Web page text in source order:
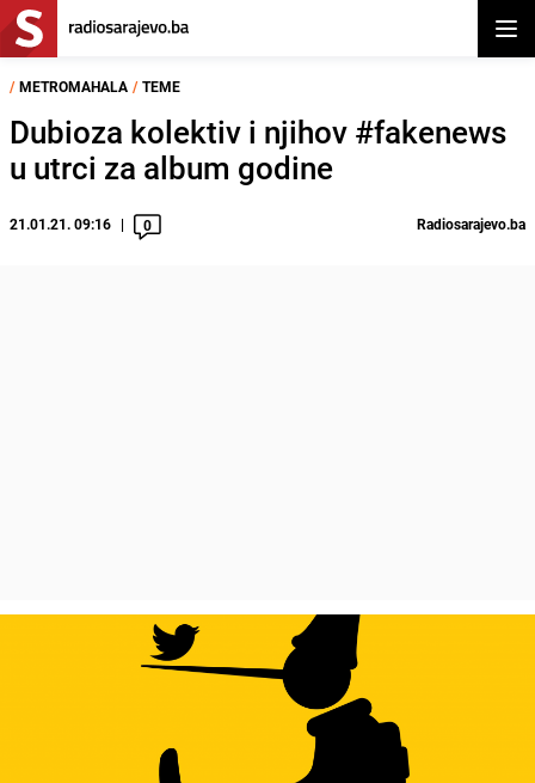
/ METROMAHALA / TEME
Dubioza kolektiv i njihov #fakenews
u utrci za album godine
21.01.21. 09:16 0 Radiosarajevo.ba